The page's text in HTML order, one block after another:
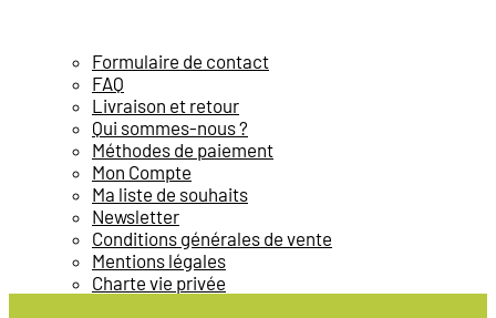
Formulaire de contact
FAQ
Livraison et retour
Qui sommes-nous ?
Méthodes de paiement
Mon Compte
Ma liste de souhaits
Newsletter
Conditions générales de vente
Mentions légales
Charte vie privée